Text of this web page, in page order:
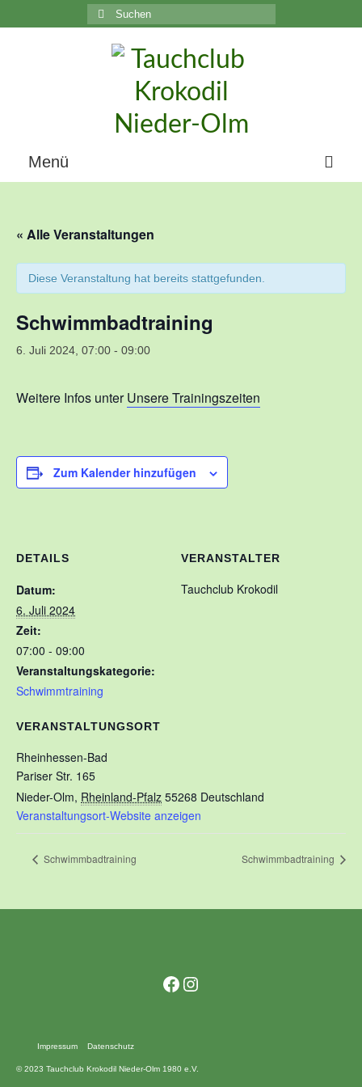
Suchen
nach:
Menü
Über uns
Die Geschichte unseres Vereins
Training
Schnuppertauchen
Ausbildungsstufen im VDST
Links
« Alle Veranstaltungen
Diese Veranstaltung hat bereits stattgefunden.
Schwimmbadtraining
6. Juli 2024, 07:00 - 09:00
Weitere Infos unterUnsere Trainingszeiten
Zum Kalender hinzufügen
DETAILS
Datum:
6. Juli 2024
Zeit:
07:00 - 09:00
Veranstaltungskategorie:
Schwimmtraining
VERANSTALTUNGSORT
Rheinhessen-Bad
Pariser Str. 165
Nieder-Olm, Rheinland-Pfalz 55268 Deutschland
Veranstaltungsort-Website anzeigen
VERANSTALTER
Tauchclub Krokodil
Schwimmbadtraining Schwimmbadtraining
Facebook
Instagram
Impressum Datenschutz
© 2023 Tauchclub Krokodil Nieder-Olm 1980 e.V.